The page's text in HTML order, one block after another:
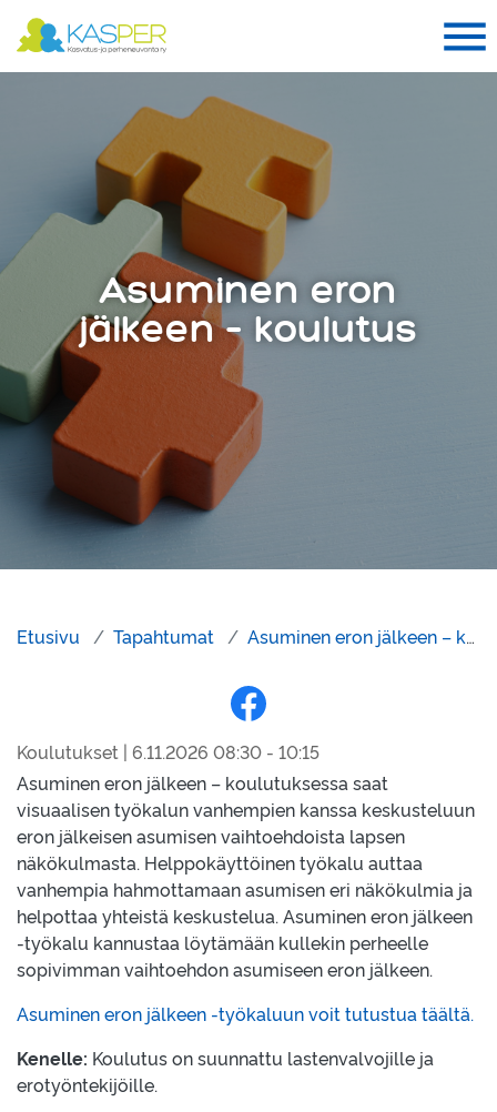
Suomen Kasper ry
Asuminen eron
jälkeen – koulutus
Etusivu Tapahtumat Asuminen eron jälkeen – koulutus
Koulutukset | 6.11.2026 08:30 - 10:15
Asuminen eron jälkeen – koulutuksessa saat
visuaalisen työkalun vanhempien kanssa keskusteluun
eron jälkeisen asumisen vaihtoehdoista lapsen
näkökulmasta. Helppokäyttöinen työkalu auttaa
vanhempia hahmottamaan asumisen eri näkökulmia ja
helpottaa yhteistä keskustelua. Asuminen eron jälkeen
-työkalu kannustaa löytämään kullekin perheelle
sopivimman vaihtoehdon asumiseen eron jälkeen.
Asuminen eron jälkeen -työkaluun voit tutustua täältä.
Kenelle: Koulutus on suunnattu lastenvalvojille ja
erotyöntekijöille.